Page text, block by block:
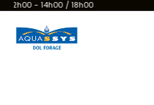
14h00 / 18h00